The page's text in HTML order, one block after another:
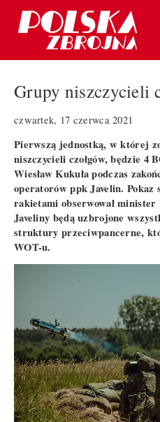
Grupy niszczycieli
czwartek, 17 czerwca 2021
Pierwszą jednostką, w której
niszczycieli czołgów, będzie 4
Wiesław Kukuła podczas
operatorów ppk Javelin.
rakietami obserwował
Javeliny będą uzbrojone
struktury przeciwpancerne,
WOT-u.